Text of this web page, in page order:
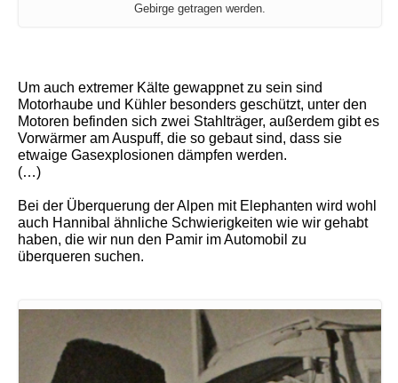
Gebirge getragen werden.
Um auch extremer Kälte gewappnet zu sein sind
Motorhaube und Kühler besonders geschützt, unter den
Motoren befinden sich zwei Stahlträger, außerdem gibt es
Vorwärmer am Auspuff, die so gebaut sind, dass sie
etwaige Gasexplosionen dämpfen werden.
(…)
Bei der Überquerung der Alpen mit Elephanten wird wohl
auch Hannibal ähnliche Schwierigkeiten wie wir gehabt
haben, die wir nun den Pamir im Automobil zu
überqueren suchen.